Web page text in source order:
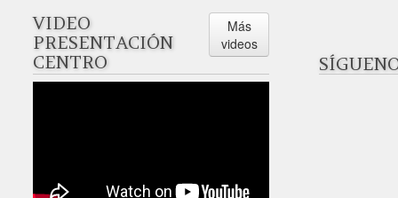
VIDEO
PRESENTACIÓN
CENTRO
Más
videos